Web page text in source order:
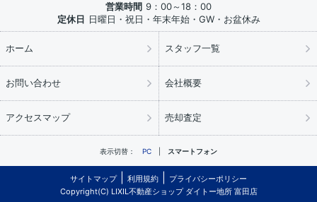
営業時間 9：00～18：00
定休日 日曜日・祝日・年末年始・GW・お盆休み
ホーム スタッフ一覧
お問い合わせ 会社概要
アクセスマップ 売却査定
表示切替： PC スマートフォン
サイトマップ 利用規約
プライバシーポリシー
Copyright(C) LIXIL不動産ショップ ダイトー地所 富田店